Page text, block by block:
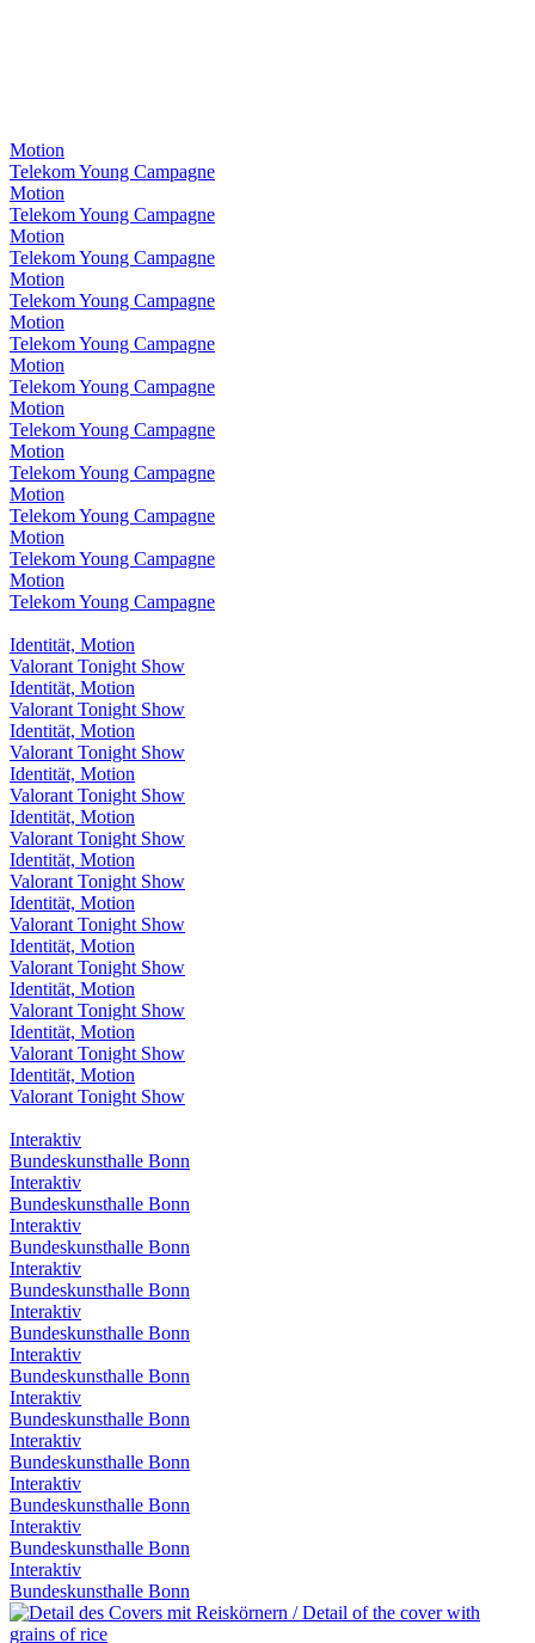
Motion
Telekom Young Campagne
Motion
Telekom Young Campagne
Motion
Telekom Young Campagne
Motion
Telekom Young Campagne
Motion
Telekom Young Campagne
Motion
Telekom Young Campagne
Motion
Telekom Young Campagne
Motion
Telekom Young Campagne
Motion
Telekom Young Campagne
Motion
Telekom Young Campagne
Motion
Telekom Young Campagne
Identität, Motion
Valorant Tonight Show
Identität, Motion
Valorant Tonight Show
Identität, Motion
Valorant Tonight Show
Identität, Motion
Valorant Tonight Show
Identität, Motion
Valorant Tonight Show
Identität, Motion
Valorant Tonight Show
Identität, Motion
Valorant Tonight Show
Identität, Motion
Valorant Tonight Show
Identität, Motion
Valorant Tonight Show
Identität, Motion
Valorant Tonight Show
Identität, Motion
Valorant Tonight Show
Interaktiv
Bundeskunsthalle Bonn
Interaktiv
Bundeskunsthalle Bonn
Interaktiv
Bundeskunsthalle Bonn
Interaktiv
Bundeskunsthalle Bonn
Interaktiv
Bundeskunsthalle Bonn
Interaktiv
Bundeskunsthalle Bonn
Interaktiv
Bundeskunsthalle Bonn
Interaktiv
Bundeskunsthalle Bonn
Interaktiv
Bundeskunsthalle Bonn
Interaktiv
Bundeskunsthalle Bonn
Interaktiv
Bundeskunsthalle Bonn